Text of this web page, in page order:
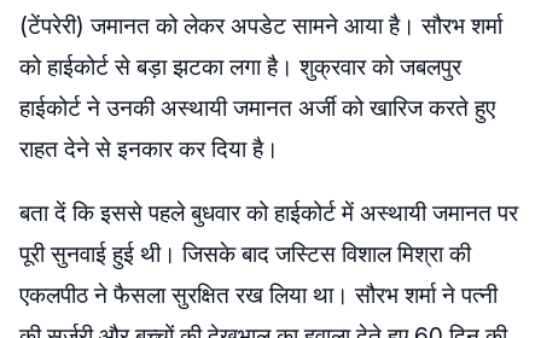
(टेंपरेरी) जमानत को लेकर अपडेट सामने आया है। सौरभ शर्मा
को हाईकोर्ट से बड़ा झटका लगा है। शुक्रवार को जबलपुर
हाईकोर्ट ने उनकी अस्थायी जमानत अर्जी को खारिज करते हुए
राहत देने से इनकार कर दिया है।
बता दें कि इससे पहले बुधवार को हाईकोर्ट में अस्थायी जमानत पर
पूरी सुनवाई हुई थी। जिसके बाद जस्टिस विशाल मिश्रा की
एकलपीठ ने फैसला सुरक्षित रख लिया था। सौरभ शर्मा ने पत्नी